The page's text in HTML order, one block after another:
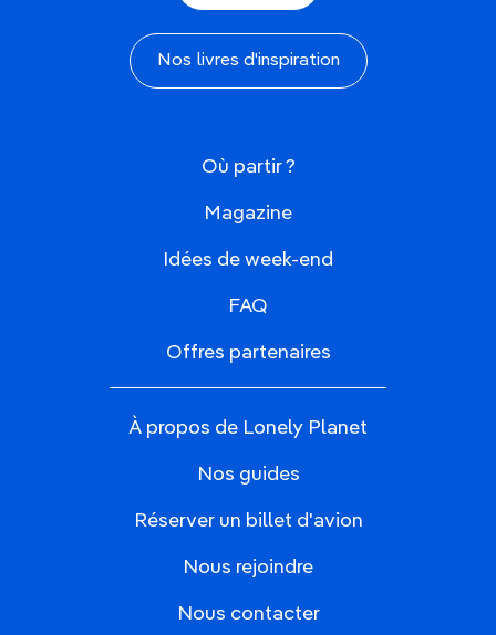
Nos livres d'inspiration
Où partir ?
Magazine
Idées de week-end
FAQ
Offres partenaires
À propos de Lonely Planet
Nos guides
Réserver un billet d'avion
Nous rejoindre
Nous contacter